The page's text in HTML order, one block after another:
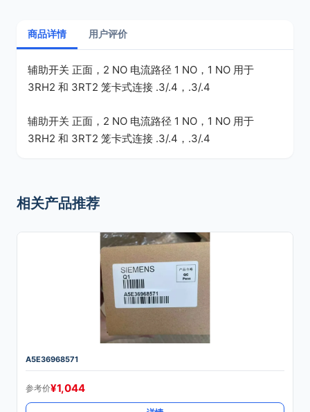
商品详情 用户评价
辅助开关 正面，2 NO 电流路径 1 NO，1 NO 用于
3RH2 和 3RT2 笼卡式连接 .3/.4，.3/.4
辅助开关 正面，2 NO 电流路径 1 NO，1 NO 用于
3RH2 和 3RT2 笼卡式连接 .3/.4，.3/.4
相关产品推荐
A5E36968571
参考价¥1,044